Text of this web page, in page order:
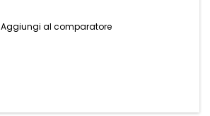
Aggiungi al comparatore